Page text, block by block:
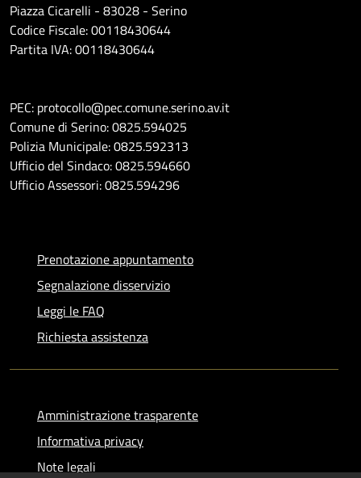
Piazza Cicarelli - 83028 - Serino
Codice Fiscale: 00118430644
Partita IVA: 00118430644
PEC: protocollo@pec.comune.serino.av.it
Comune di Serino: 0825.594025
Polizia Municipale: 0825.592313
Ufficio del Sindaco: 0825.594660
Ufficio Assessori: 0825.594296
Prenotazione appuntamento
Segnalazione disservizio
Leggi le FAQ
Richiesta assistenza
Amministrazione trasparente
Informativa privacy
Note legali